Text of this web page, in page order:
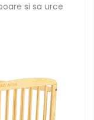
si sa urce